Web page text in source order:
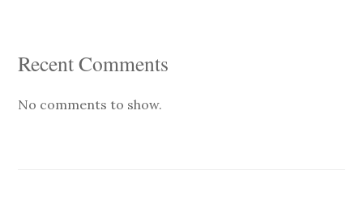
Recent Comments
No comments to show.